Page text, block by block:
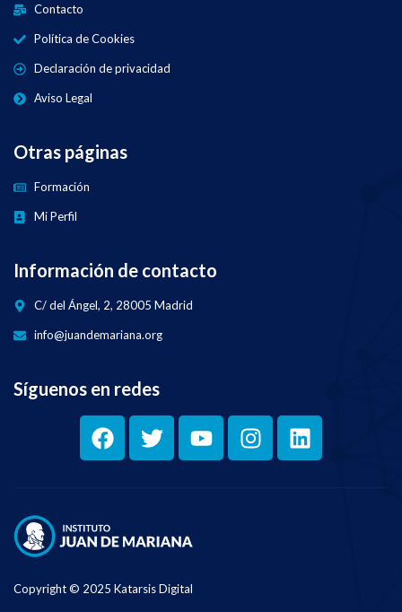
Contacto
Política de Cookies
Declaración de privacidad
Aviso Legal
Otras páginas
Formación
Mi Perfil
Información de contacto
C/ del Ángel, 2, 28005 Madrid
info@juandemariana.org
Síguenos en redes
Copyright © 2025 Katarsis Digital